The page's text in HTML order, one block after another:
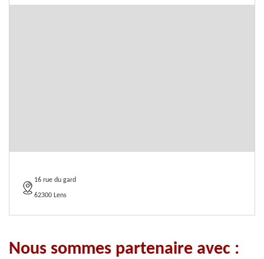
16 rue du gard
62300 Lens
Nous sommes partenaire avec :